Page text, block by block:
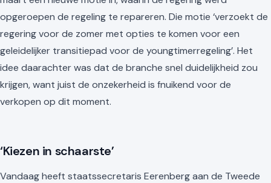
opgeroepen de regeling te repareren. Die motie ‘verzoekt de
regering voor de zomer met opties te komen voor een
geleidelijker transitiepad voor de youngtimerregeling’. Het
idee daarachter was dat de branche snel duidelijkheid zou
krijgen, want juist de onzekerheid is fnuikend voor de
verkopen op dit moment.
‘Kiezen in schaarste’
Vandaag heeft staatssecretaris Eerenberg aan de Tweede